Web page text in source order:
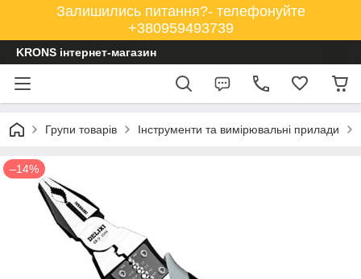
Залишились питання?- телефонуйте
+380959493739
KRONS інтернет-магазин
Групи товарів Інструменти та вимірювальні прилади
–14%